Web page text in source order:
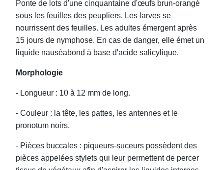
Ponte de lots d'une cinquantaine d'œufs brun-orangé
sous les feuilles des peupliers. Les larves se
nourrissent des feuilles. Les adultes émergent après
15 jours de nymphose. En cas de danger, elle émet un
liquide nauséabond à base d'acide salicylique.
Morphologie
- Longueur : 10 à 12 mm de long.
- Couleur : la tête, les pattes, les antennes et le
pronotum noirs.
- Pièces buccales : piqueurs-suceurs possèdent des
pièces appelées stylets qui leur permettent de percer